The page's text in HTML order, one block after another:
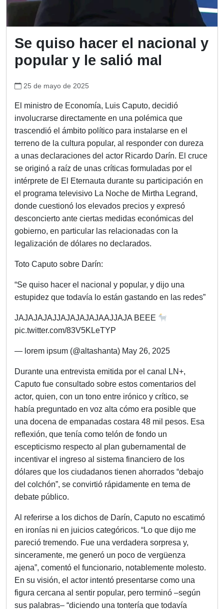
Se quiso hacer el nacional y
popular y le salió mal
25 de mayo de 2025
El ministro de Economía, Luis Caputo, decidió
involucrarse directamente en una polémica que
trascendió el ámbito político para instalarse en el
terreno de la cultura popular, al responder con dureza
a unas declaraciones del actor Ricardo Darín. El cruce
se originó a raíz de unas críticas formuladas por el
intérprete de El Eternauta durante su participación en
el programa televisivo La Noche de Mirtha Legrand,
donde cuestionó los elevados precios y expresó
desconcierto ante ciertas medidas económicas del
gobierno, en particular las relacionadas con la
legalización de dólares no declarados.
Toto Caputo sobre Darín:
“Se quiso hacer el nacional y popular, y dijo una
estupidez que todavía lo están gastando en las redes”
JAJAJAJAJJAJAJAJAJAAJJAJA BEEE
pic.twitter.com/83V5KLeTYP
— lorem ipsum (@altashanta) May 26, 2025
Durante una entrevista emitida por el canal LN+,
Caputo fue consultado sobre estos comentarios del
actor, quien, con un tono entre irónico y crítico, se
había preguntado en voz alta cómo era posible que
una docena de empanadas costara 48 mil pesos. Esa
reflexión, que tenía como telón de fondo un
escepticismo respecto al plan gubernamental de
incentivar el ingreso al sistema financiero de los
dólares que los ciudadanos tienen ahorrados “debajo
del colchón”, se convirtió rápidamente en tema de
debate público.
Al referirse a los dichos de Darín, Caputo no escatimó
en ironías ni en juicios categóricos. “Lo que dijo me
pareció tremendo. Fue una verdadera sorpresa y,
sinceramente, me generó un poco de vergüenza
ajena”, comentó el funcionario, notablemente molesto.
En su visión, el actor intentó presentarse como una
figura cercana al sentir popular, pero terminó –según
sus palabras– “diciendo una tontería que todavía